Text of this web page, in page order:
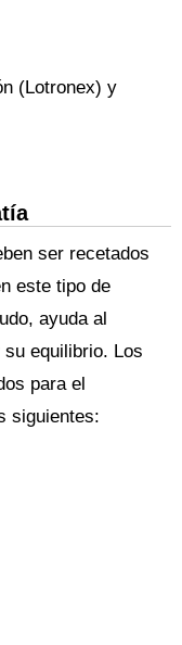
(Lotronex) y
ser recetados
este tipo de
ayuda al
equilibrio. Los
para el
siguientes: